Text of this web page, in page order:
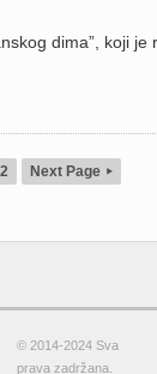
dima”, koji je
2 Next Page ▸
© 2014-2024 Sva
prava zadržana.